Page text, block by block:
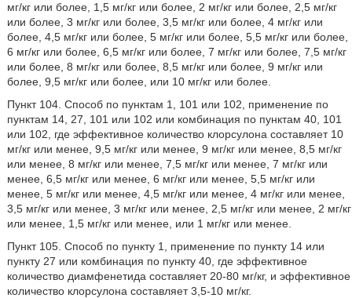
мг/кг или более, 1,5 мг/кг или более, 2 мг/кг или более, 2,5 мг/кг
или более, 3 мг/кг или более, 3,5 мг/кг или более, 4 мг/кг или
более, 4,5 мг/кг или более, 5 мг/кг или более, 5,5 мг/кг или более,
6 мг/кг или более, 6,5 мг/кг или более, 7 мг/кг или более, 7,5 мг/кг
или более, 8 мг/кг или более, 8,5 мг/кг или более, 9 мг/кг или
более, 9,5 мг/кг или более, или 10 мг/кг или более.
Пункт 104. Способ по пунктам 1, 101 или 102, применение по
пунктам 14, 27, 101 или 102 или комбинация по пунктам 40, 101
или 102, где эффективное количество клорсулона составляет 10
мг/кг или менее, 9,5 мг/кг или менее, 9 мг/кг или менее, 8,5 мг/кг
или менее, 8 мг/кг или менее, 7,5 мг/кг или менее, 7 мг/кг или
менее, 6,5 мг/кг или менее, 6 мг/кг или менее, 5,5 мг/кг или
менее, 5 мг/кг или менее, 4,5 мг/кг или менее, 4 мг/кг или менее,
3,5 мг/кг или менее, 3 мг/кг или менее, 2,5 мг/кг или менее, 2 мг/кг
или менее, 1,5 мг/кг или менее, или 1 мг/кг или менее.
Пункт 105. Способ по пункту 1, применение по пункту 14 или
пункту 27 или комбинация по пункту 40, где эффективное
количество диамфенетида составляет 20-80 мг/кг, и эффективное
количество клорсулона составляет 3,5-10 мг/кг.